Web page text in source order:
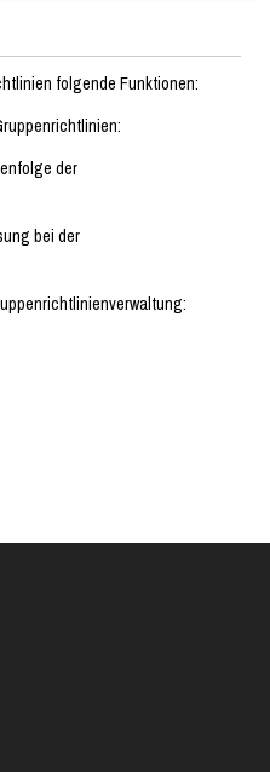
folgende Funktionen:
der
bei der